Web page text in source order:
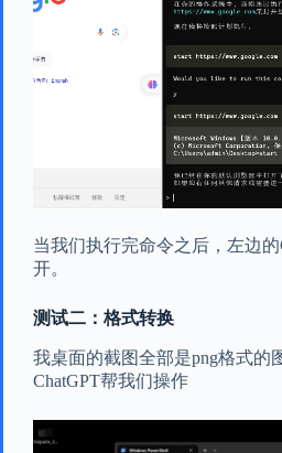
当我们执行完命令之后，左边
开。
测试二：格式转换
我桌面的截图全部是png格式的
ChatGPT帮我们操作